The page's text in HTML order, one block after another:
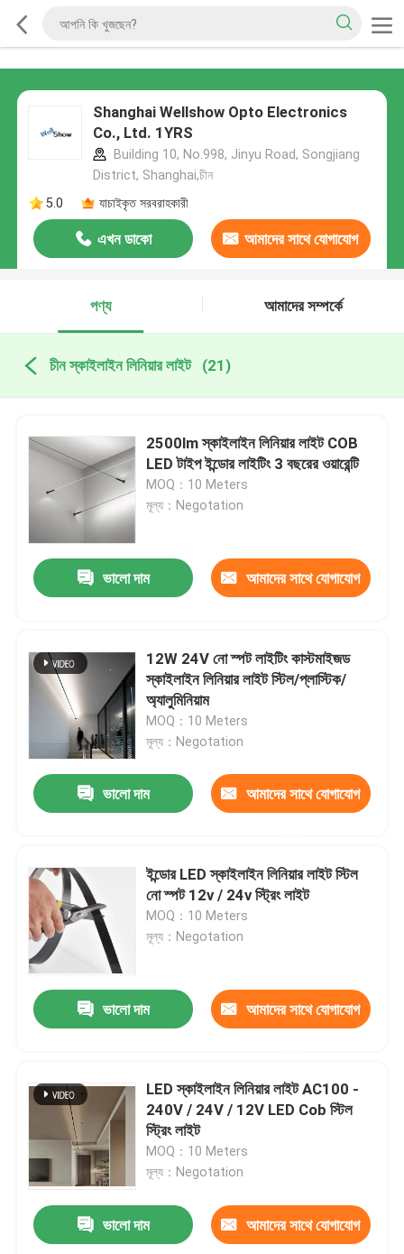
Shanghai Wellshow Opto Electronics
Co., Ltd. 1YRS
Building 10, No.998, Jinyu Road, Songjiang
District, Shanghai,চীন
5.0
যাচাইকৃত সরবরাহকারী
এখন ডাকো আমাদের সাথে যোগাযোগ
পণ্য
আমাদের সম্পর্কে
চীন স্কাইলাইন লিনিয়ার লাইট (21)
2500lm স্কাইলাইন লিনিয়ার লাইট COB
LED টাইপ ইন্ডোর লাইটিং 3 বছরের ওয়ারেন্টি
MOQ：10 Meters
মূল্য：Negotation
ভালো দাম আমাদের সাথে যোগাযোগ
12W 24V নো স্পট লাইটিং কাস্টমাইজড
স্কাইলাইন লিনিয়ার লাইট স্টিল/প্লাস্টিক/
অ্যালুমিনিয়াম
MOQ：10 Meters
মূল্য：Negotation
ভালো দাম আমাদের সাথে যোগাযোগ
ইন্ডোর LED স্কাইলাইন লিনিয়ার লাইট স্টিল
নো স্পট 12v / 24v স্ট্রিং লাইট
MOQ：10 Meters
মূল্য：Negotation
ভালো দাম আমাদের সাথে যোগাযোগ
LED স্কাইলাইন লিনিয়ার লাইট AC100 -
240V / 24V / 12V LED Cob স্টিল
স্ট্রিং লাইট
MOQ：10 Meters
মূল্য：Negotation
ভালো দাম আমাদের সাথে যোগাযোগ